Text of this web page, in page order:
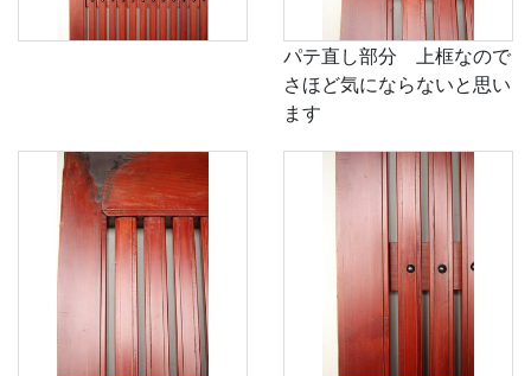
パテ直し部分 上框なので
さほど気にならないと思い
ます